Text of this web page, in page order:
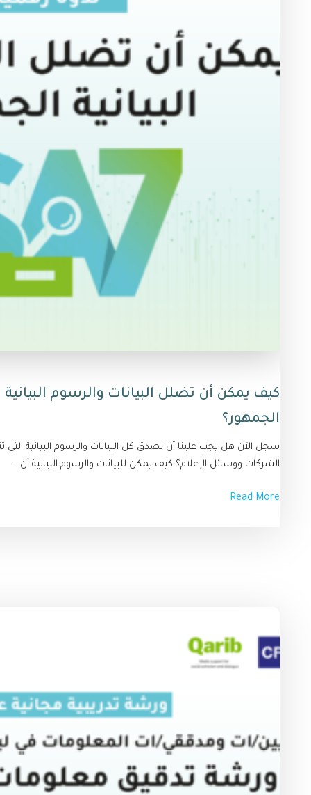
كيف يمكن أن تضلل البيانات والرسوم البيانية
الجمهور؟
سجل الآن هل يجب علينا أن نصدق كل البيانات والرسوم البيانية
الشركات ووسائل الإعلام؟ كيف يمكن للبيانات والرسوم البيانية أن...
Read More